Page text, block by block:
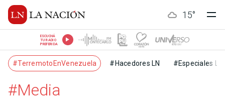
15°
ESCUCHÁ
TU RADIO
PREFERIDA
#TerremotoEnVenezuela #Hacedores LN #Especiales LN
#Media